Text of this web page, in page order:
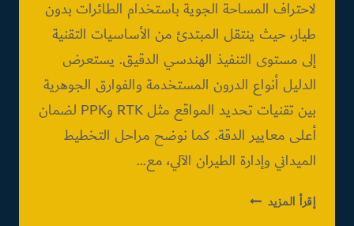
لاحتراف المساحة الجوية باستخدام الطائرات بدون
طيار، حيث ينتقل المبتدئ من الأساسيات التقنية
إلى مستوى التنفيذ الهندسي الدقيق. يستعرض
الدليل أنواع الدرون المستخدمة والفوارق الجوهرية
بين تقنيات تحديد المواقع مثل RTK وPPK لضمان
أعلى معايير الدقة. كما نوضح مراحل التخطيط
الميداني وإدارة الطيران الآلي، مع…
إقرأ المزيد احتراف